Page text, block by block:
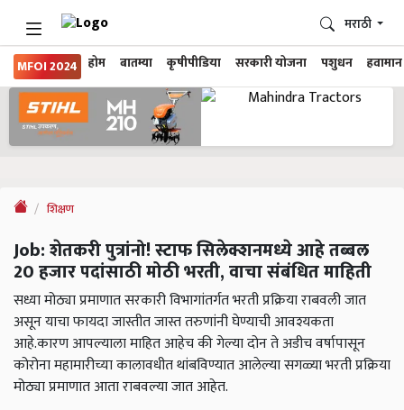
MFOI 2024 होम बातम्या कृषीपीडिया सरकारी योजना पशुधन हवामान
मराठी
शिक्षण
Job: शेतकरी पुत्रांनो! स्टाफ सिलेक्शनमध्ये आहे तब्बल
20 हजार पदांसाठी मोठी भरती, वाचा संबंधित माहिती
सध्या मोठ्या प्रमाणात सरकारी विभागांतर्गत भरती प्रक्रिया राबवली जात
असून याचा फायदा जास्तीत जास्त तरुणांनी घेण्याची आवश्यकता
आहे.कारण आपल्याला माहित आहेच की गेल्या दोन ते अडीच वर्षापासून
कोरोना महामारीच्या कालावधीत थांबविण्यात आलेल्या सगळ्या भरती प्रक्रिया
मोठ्या प्रमाणात आता राबवल्या जात आहेत.